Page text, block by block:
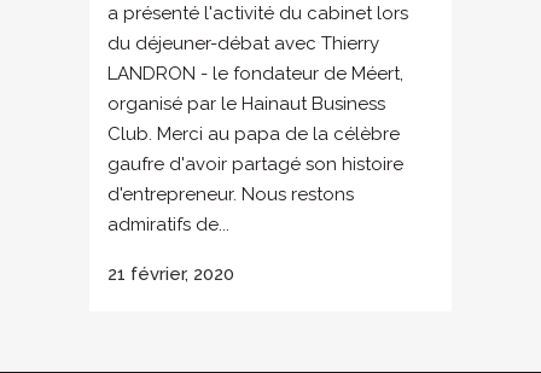
a présenté l'activité du cabinet lors
du déjeuner-débat avec Thierry
LANDRON - le fondateur de Méert,
organisé par le Hainaut Business
Club. Merci au papa de la célèbre
gaufre d'avoir partagé son histoire
d'entrepreneur. Nous restons
admiratifs de...
21 février, 2020